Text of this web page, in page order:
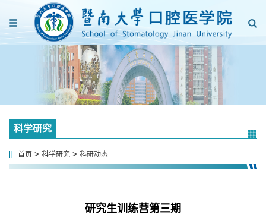
科学研究
首页 > 科学研究 > 科研动态
研究生训练营第三期